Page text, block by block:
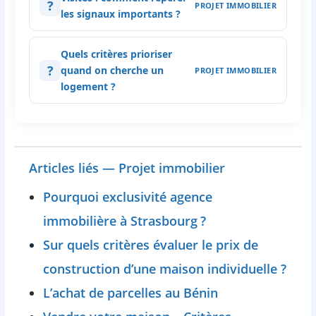
?
les signaux importants ?
PROJET IMMOBILIER
?
Quels critères prioriser
quand on cherche un
logement ?
PROJET IMMOBILIER
Articles liés — Projet immobilier
Pourquoi exclusivité agence
immobilière à Strasbourg ?
Sur quels critères évaluer le prix de
construction d’une maison individuelle ?
L’achat de parcelles au Bénin